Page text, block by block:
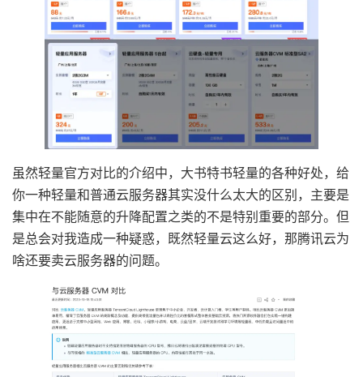
虽然轻量官方对比的介绍中，大书特书轻量的各种好处，给
你一种轻量和普通云服务器其实没什么太大的区别，主要是
集中在不能随意的升降配置之类的不是特别重要的部分。但
是总会对我造成一种疑惑，既然轻量云这么好，那腾讯云为
啥还要卖云服务器的问题。